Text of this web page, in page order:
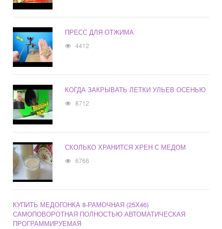
ПРЕСС ДЛЯ ОТЖИМА
4412
КОГДА ЗАКРЫВАТЬ ЛЕТКИ УЛЬЕВ ОСЕНЬЮ
8712
СКОЛЬКО ХРАНИТСЯ ХРЕН С МЕДОМ
6766
КУПИТЬ МЕДОГОНКА 8-РАМОЧНАЯ (25Х46)
САМОПОВОРОТНАЯ ПОЛНОСТЬЮ АВТОМАТИЧЕСКАЯ
ПРОГРАММИРУЕМАЯ